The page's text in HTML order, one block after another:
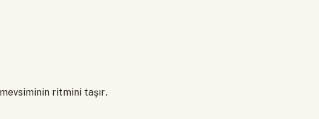
ritmini taşır.